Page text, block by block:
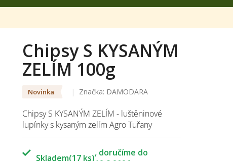
Skladem(17 ks)
Chipsy S KYSANÝM ZELÍM - luštěninové
lupínky s kysaným zelím Agro Tuřany
Chipsy S KYSANÝM
ZELÍM 100g
Novinka Značka: DAMODARA